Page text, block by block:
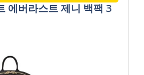
에버라스트 제니 백팩 3